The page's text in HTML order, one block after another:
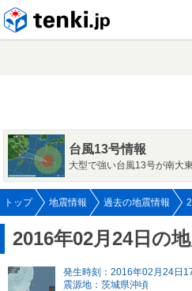
台風13号情報
大型で強い台風13号が南大
トップ 地震情報 過去の地震情報
2016年02月24日の
発生時刻：2016年02月24日
震源地：茨城県沖頃